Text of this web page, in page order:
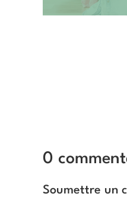
0
Soumettre un